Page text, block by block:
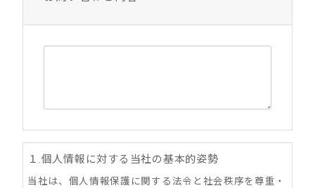
１.個人情報に対する当社の基本的姿勢
当社は、個人情報保護に関する法令と社会秩序を尊重・